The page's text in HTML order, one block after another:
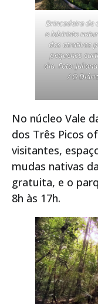
Brincadeira de
o labirinto
dos atrativos
pequenos
dia. Foto:
/ O
No núcleo Vale
dos Três Picos
visitantes,
mudas nativas
gratuita, e o
8h às 17h.